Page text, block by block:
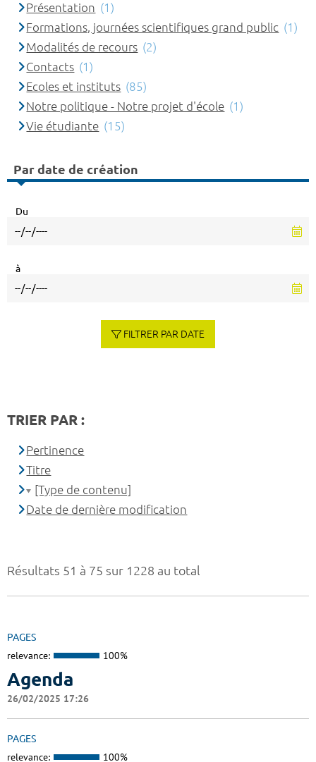
Résultats 51 à 75 sur 1228 au total
PAGES
relevance: 100%
Agenda
26/02/2025 17:26
PAGES
relevance: 100%
Présentation (1)
Formations, journées scientifiques grand public (1)
Modalités de recours (2)
Contacts (1)
Ecoles et instituts (85)
Notre politique - Notre projet d'école (1)
Vie étudiante (15)
Par date de création
Du
à
FILTRER PAR DATE
TRIER PAR :
Pertinence
Titre
[Type de contenu]
Date de dernière modification